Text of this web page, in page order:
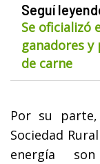
Seguí
Se oficializó
ganadores
de carne
Por su parte,
Sociedad
energía